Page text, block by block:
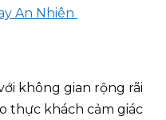
An Nhiên
không gian rộng rãi
thực khách cảm giác